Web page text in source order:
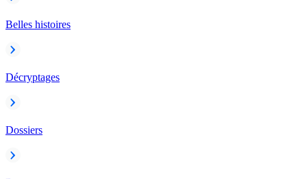
Belles histoires
Décryptages
Dossiers